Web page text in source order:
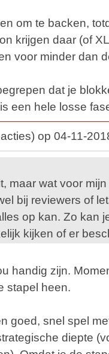
om te backen,
krijgen daar (of
voor minder dan
dat je
een hele losse
op 04-11-
maar wat voor
bij reviewers of
op kan. Zo kan
kijken of er
handig zijn.
stapel heen.
goed, snel spel
diepte